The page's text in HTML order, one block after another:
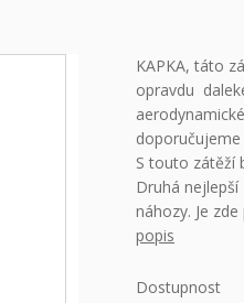
KAPKA, táto
opravdu
S touto zátěží
Druhá nejlepší
náhozy. Je
popis
Dostupnost